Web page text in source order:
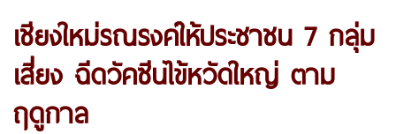
เชียงใหม่รณรงค์ให้ประชาชน 7 กลุ่ม
เสี่ยง ฉีดวัคซีนไข้หวัดใหญ่ ตาม
ฤดูกาล